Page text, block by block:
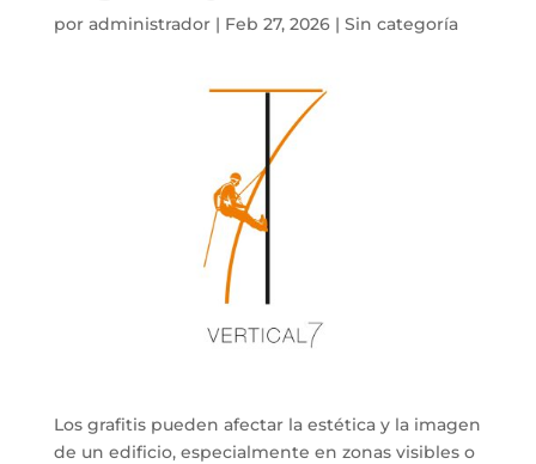
por administrador| Feb 27, 2026| Sin categoría
Los grafitis pueden afectar la estética y la imagen
de un edificio, especialmente en zonas visibles o